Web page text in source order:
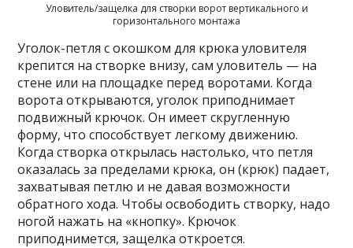
Уловитель/защелка для створки ворот вертикального и
горизонтального монтажа
Уголок-петля с окошком для крюка уловителя
крепится на створке внизу, сам уловитель — на
стене или на площадке перед воротами. Когда
ворота открываются, уголок приподнимает
подвижный крючок. Он имеет скругленную
форму, что способствует легкому движению.
Когда створка открылась настолько, что петля
оказалась за пределами крюка, он (крюк) падает,
захватывая петлю и не давая возможности
обратного хода. Чтобы освободить створку, надо
ногой нажать на «кнопку». Крючок
приподнимется, защелка откроется.